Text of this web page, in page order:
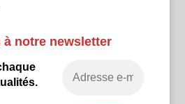
notre newsletter